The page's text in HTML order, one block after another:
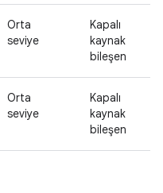
Orta
seviye
Kapalı
kaynak
bileşen
Orta
seviye
Kapalı
kaynak
bileşen